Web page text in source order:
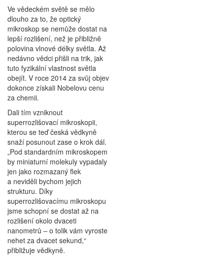
Ve vědeckém světě se mělo
dlouho za to, že optický
mikroskop se nemůže dostat na
lepší rozlišení, než je přibližně
polovina vlnové délky světla. Až
nedávno vědci přišli na trik, jak
tuto fyzikální vlastnost světla
obejít. V roce 2014 za svůj objev
dokonce získali Nobelovu cenu
za chemii.
Dali tím vzniknout
superrozlišovací mikroskopii,
kterou se teď česká vědkyně
snaží posunout zase o krok dál.
„Pod standardním mikroskopem
by miniaturní molekuly vypadaly
jen jako rozmazaný flek
a neviděli bychom jejich
strukturu. Díky
superrozlišovacímu mikroskopu
jsme schopní se dostat až na
rozlišení okolo dvaceti
nanometrů – o tolik vám vyroste
nehet za dvacet sekund,“
přibližuje vědkyně.